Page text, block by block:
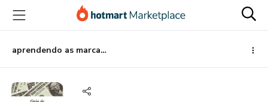
para
conteúdo
principal
para
pagamento
para
rodapé
aprendendo as marcações de suporte e resistência e canal no gráfico e a estratégia